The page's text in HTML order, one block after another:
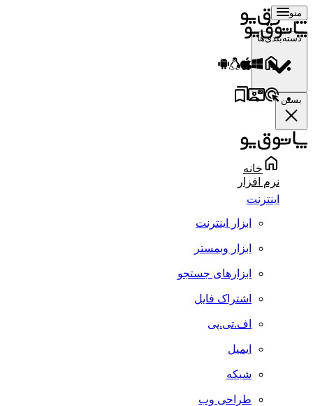
منو
دسته‌بندی‌ها
بستن
خانه
نرم افزار
اینترنت
ابزار اینترنت
ابزار وبمستر
ابزارهای جستجو
اشتراک فایل
اف.تی.پی
ایمیل
شبکه
طراحی وب